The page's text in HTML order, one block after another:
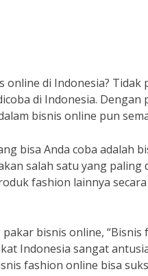
di Indonesia?
di Indonesia.
bisnis online pun
bisa Anda coba adalah
salah satu yang paling
fashion lainnya
bisnis online,
Indonesia sangat
fashion online bisa